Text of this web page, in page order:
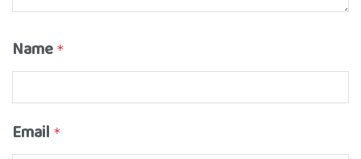
Name *
Email *